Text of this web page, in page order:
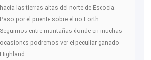
hacia las tierras altas del norte de Escocia.
Paso por el puente sobre el rio Forth.
Seguimos entre montañas donde en muchas
ocasiones podremos ver el peculiar ganado
Highland.